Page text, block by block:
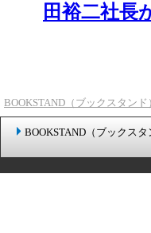
田裕二社長
BOOKSTAND（ブックスタンド
BOOKSTAND（ブックス